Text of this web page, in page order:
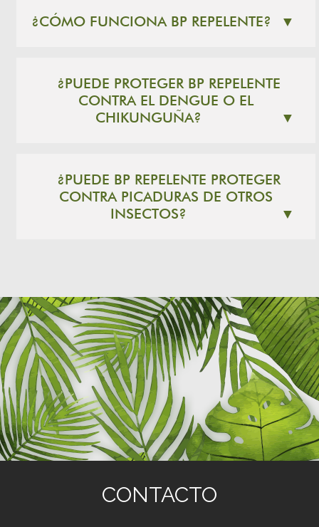
¿CÓMO FUNCIONA BP REPELENTE? ▼
¿PUEDE PROTEGER BP REPELENTE
CONTRA EL DENGUE O EL
CHIKUNGUÑA?
▼
¿PUEDE BP REPELENTE PROTEGER
CONTRA PICADURAS DE OTROS
INSECTOS?
▼
CONTACTO